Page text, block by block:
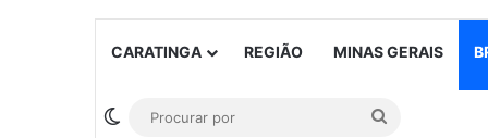
CARATINGA REGIÃO MINAS GERAIS
Switch skin